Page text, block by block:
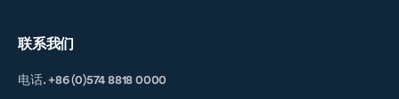
联系我们
电话. +86 (0)574 8818 0000